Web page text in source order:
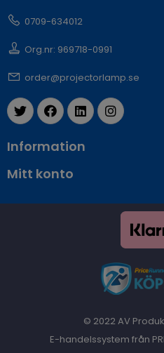
0709-634012
Org.nr: 969718-0991
order@projectorlamp.se
Information
Mitt konto
© 2022 AV
E-handelssystem från